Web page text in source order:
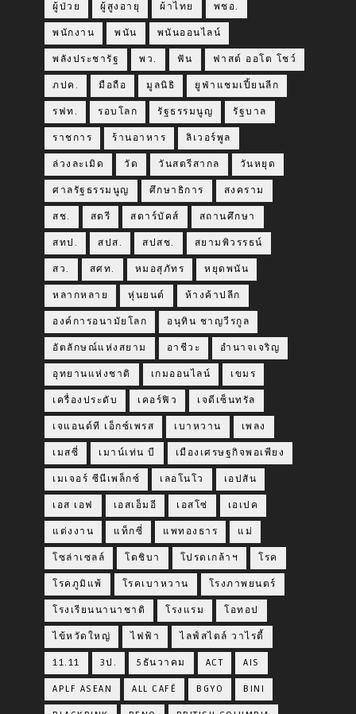
ผู้ป่วย ผู้สูงอายุ ผ้าไทย พชอ.
พนักงาน พนัน พนันออนไลน์
พลังประชารัฐ พว. ฟัน ฟาสต์ ออโต โชว์
ภปค. มือถือ มูลนิธิ ยูฟ่าแชมเปี้ยนลีก
รฟท. รอบโลก รัฐธรรมนูญ รัฐบาล
ราชการ ร้านอาหาร ลิเวอร์พูล
ล่วงละเมิด วัด วันสตรีสากล วันหยุด
ศาลรัฐธรรมนูญ ศึกษาธิการ สงคราม
สช. สตรี สตาร์บัคส์ สถานศึกษา
สทป. สปส. สปสช. สยามพิวรรธน์
สว. สศท. หมอสุภัทร หยุดพนัน
หลากหลาย หุ่นยนต์ ห้างค้าปลีก
องค์การอนามัยโลก อนุทิน ชาญวีรกูล
อัตลักษณ์แห่งสยาม อาชีวะ อำนาจเจริญ
อุทยานแห่งชาติ เกมออนไลน์ เขมร
เครื่องประดับ เคอร์ฟิว เจดีเซ็นทรัล
เจแอนด์ที เอ็กซ์เพรส เบาหวาน เพลง
เมสซี่ เมาน์เท่น บี เมืองเศรษฐกิจพอเพียง
เมเจอร์ ซีนีเพล็กซ์ เลอโนโว เอปสัน
เอส เอฟ เอสเอ็มอี เอสโซ่ เอเปค
แต่งงาน แท็กซี่ แพทองธาร แม่
โซล่าเซลล์ โตชิบา โปรดเกล้าฯ โรค
โรคภูมิแพ้ โรคเบาหวาน โรงภาพยนตร์
โรงเรียนนานาชาติ โรงแรม โอทอป
ไข้หวัดใหญ่ ไฟฟ้า ไลฟ์สไตล์ วาไรตี้
11.11 3ป. 5ธันวาคม ACT AIS
APLF ASEAN ALL CAFÉ BGYO BINI